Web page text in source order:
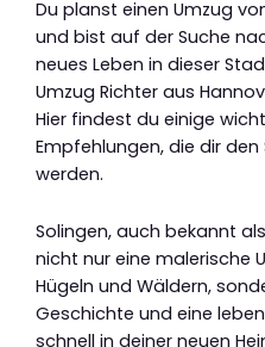
Du planst einen Umzug
und bist auf der Suche
neues Leben in dieser
Umzug Richter aus
Hier findest du einige
Empfehlungen, die dir
werden.
Solingen, auch bekannt
nicht nur eine malerische
Hügeln und Wäldern,
Geschichte und eine
schnell in deiner neuen